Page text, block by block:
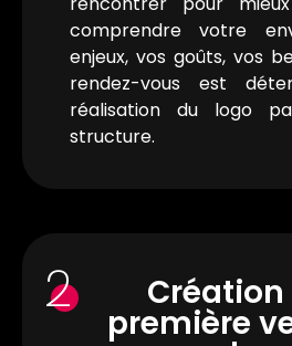
comprendre votre
enjeux, vos goûts, vos
rendez-vous est
réalisation du logo
structure.
2 Création
première